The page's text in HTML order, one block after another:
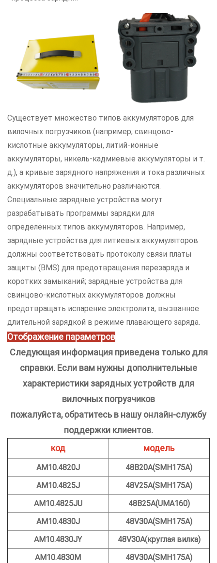
Существует множество типов аккумуляторов для
вилочных погрузчиков (например, свинцово-
кислотные аккумуляторы, литий-ионные
аккумуляторы, никель-кадмиевые аккумуляторы и т.
д.), а кривые зарядного напряжения и тока различных
аккумуляторов значительно различаются.
Специальные зарядные устройства могут
разрабатывать программы зарядки для
определённых типов аккумуляторов. Например,
зарядные устройства для литиевых аккумуляторов
должны соответствовать протоколу связи платы
защиты (BMS) для предотвращения перезаряда и
коротких замыканий; зарядные устройства для
свинцово-кислотных аккумуляторов должны
предотвращать испарение электролита, вызванное
длительной зарядкой в режиме плавающего заряда.
Отображение параметров
Следующая информация приведена только для
справки. Если вам нужны дополнительные
характеристики зарядных устройств для
вилочных погрузчиков
пожалуйста, обратитесь в нашу онлайн-службу
поддержки клиентов.
код
модель
АМ10.4820J
48В20А(SMH175A)
АМ10.4825J
48V25A(SMH175A)
AM10.4825JU
48В25А(UMA160)
АМ10.4830J
48V30A(SMH175A)
AM10.4830JY
48V30A(круглая вилка)
АМ10.4830М
48V30A(SMH175A)